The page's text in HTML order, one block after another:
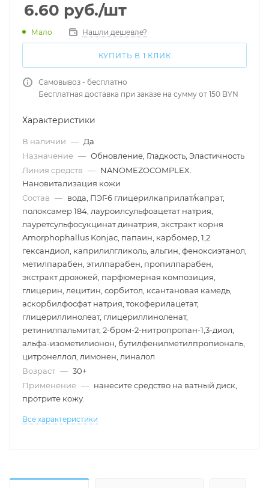
6.60 руб./шт
Мало Нашли дешевле?
КУПИТЬ В 1 КЛИК
Самовывоз - бесплатно
Бесплатная доставка при заказе на сумму от 150 BYN
Характеристики
В наличии — Да
Назначение — Обновление, Гладкость, Эластичность
Линия средств — NANOMEZOCOMPLEX.
Нановитализация кожи
Состав — вода, ПЭГ-6 глицерилкаприлат/капрат,
полоксамер 184, лауроилсульфоацетат натрия,
лауретсульфосукцинат динатрия, экстракт корня
Amorphophallus Konjac, папаин, карбомер, 1,2
гександиол, каприлилгликоль, альгин, феноксиэтанол,
метилпарабен, этилпарабен, пропилпарабен,
экстракт дрожжей, парфюмерная композиция,
глицерин, лецитин, сорбитол, ксантановая камедь,
аскорбилфосфат натрия, токоферилацетат,
глицериллинолеат, глицериллиноленат,
ретинилпальмитат, 2-бром-2-нитропропан-1,3-диол,
альфа-изометилионон, бутилфенилметилпропиональ,
цитронеллол, лимонен, линалол
Возраст — 30+
Применение — нанесите средство на ватный диск,
протрите кожу.
Все характеристики